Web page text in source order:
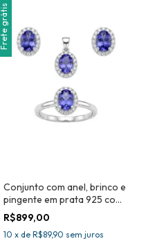
Frete grátis
Conjunto com anel, brinco e
pingente em prata 925 com
tanzanita natural -Joia
Certificada
R$899,00
10 x de R$89,90 sem juros